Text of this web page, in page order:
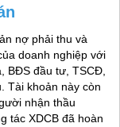
nợ phải thu và
doanh nghiệp với
BĐS đầu tư, TSCĐ,
Tài khoản này còn
nhận thầu
tác XDCB đã hoàn